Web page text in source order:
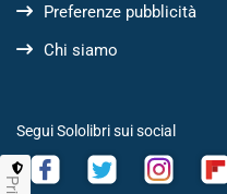
Preferenze pubblicità
Chi siamo
Segui Sololibri sui social